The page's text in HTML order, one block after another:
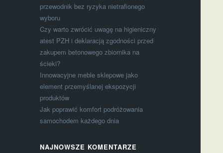
przewodnik bez ryzyka nietrafionego
wyboru
Czy warto zwrócić uwagę na higieniczny
atest PZH i deklaracją zgodności przed
zakupem betonowego zbiornika na
ścieki?
Innowacyjne meble sklepowe jako
element przemyślanej ekspozycji
produktów
Jak poprawić komfort podróżowania
samochodem każdego dnia
NAJNOWSZE KOMENTARZE